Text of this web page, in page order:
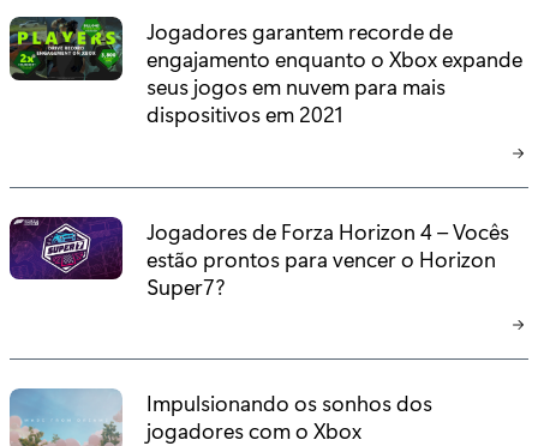
o
r
i
Jogadores garantem recorde de
engajamento enquanto o Xbox expande
seus jogos em nuvem para mais
dispositivos em 2021
Jogadores de Forza Horizon 4 – Vocês
estão prontos para vencer o Horizon
Super7?
Impulsionando os sonhos dos
jogadores com o Xbox